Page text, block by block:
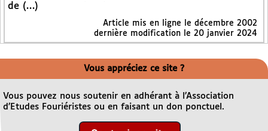
de (…)
Article mis en ligne le décembre 2002
dernière modification le 20 janvier 2024
Vous appréciez ce site ?
Vous pouvez nous soutenir en adhérant à l’Association
d’Etudes Fouriéristes ou en faisant un don ponctuel.